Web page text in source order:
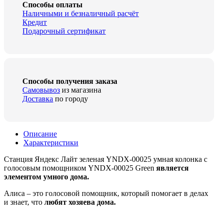
Способы оплаты
Наличными и безналичный расчёт
Кредит
Подарочный сертификат
Способы получения заказа
Самовывоз из магазина
Доставка по городу
Описание
Характеристики
Станция Яндекс Лайт зеленая YNDX-00025 умная колонка с
голосовым помощником YNDX-00025 Green является
элементом умного дома.
Алиса – это голосовой помощник, который помогает в делах
и знает, что любят хозяева дома.